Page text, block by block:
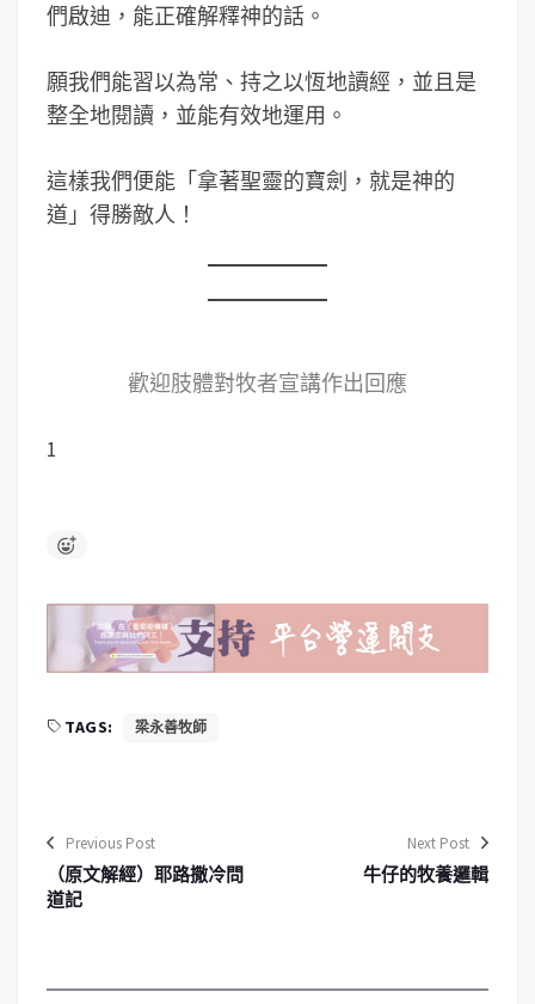
們啟迪，能正確解釋神的話。
願我們能習以為常、持之以恆地讀經，並且是
整全地閱讀，並能有效地運用。
這樣我們便能「拿著聖靈的寶劍，就是神的
道」得勝敵人！
歡迎肢體對牧者宣講作出回應
1
TAGS: 梁永善牧師
Previous Post
（原文解經）耶路撒冷問
道記
Next Post
牛仔的牧養邏輯